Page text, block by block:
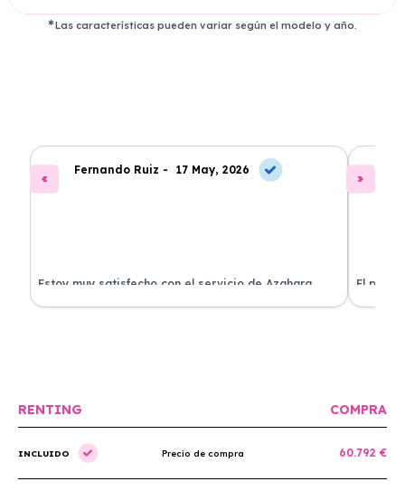
Las características pueden variar según el modelo y año.
Fernando Ruiz - 17 May, 2026
Estoy muy satisfecho con el servicio de Azahara
Renting. El coche está en perfectas condiciones y el
El
llegó
RENTING COMPRA
INCLUIDO Precio de compra 60.792 €